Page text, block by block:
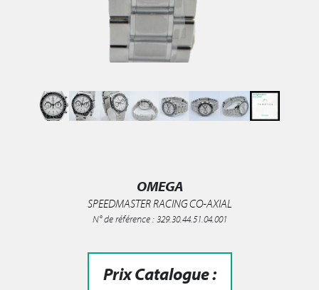
OMEGA
SPEEDMASTER RACING CO-AXIAL
N° de référence : 329.30.44.51.04.001
Prix Catalogue :